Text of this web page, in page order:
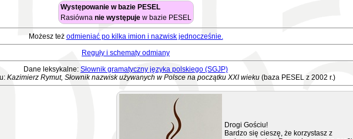
Występowanie w bazie PESEL
Rasiówna nie występujew bazie PESEL
Możesz też odmieniać po kilka imion i nazwisk jednocześnie.
Reguły i schematy odmiany
Dane leksykalne: Słownik gramatyczny języka polskiego (SGJP)
Kazimierz Rymut, Słownik nazwisk używanych w Polsce na początku XXI wieku(baza PESEL z 2002 r.)
Drogi Gościu!
Bardzo się cieszę, że korzystasz z